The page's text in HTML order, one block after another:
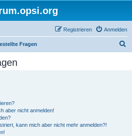
Anmelden
Registrieren
Fragen
aber nicht anmelden!
kann mich aber nicht mehr anmelden?!